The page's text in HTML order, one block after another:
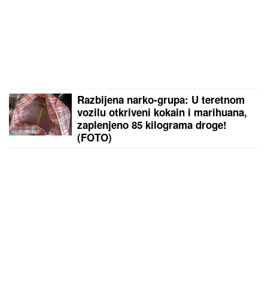
Razbijena narko-grupa: U teretnom
vozilu otkriveni kokain i marihuana,
zaplenjeno 85 kilograma droge!
(FOTO)